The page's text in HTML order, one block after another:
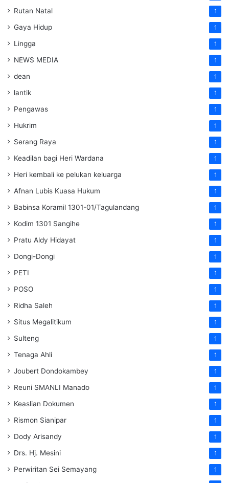
Rutan Natal 1
Gaya Hidup 1
Lingga 1
NEWS MEDIA 1
dean 1
lantik 1
Pengawas 1
Hukrim 1
Serang Raya 1
Keadilan bagi Heri Wardana 1
Heri kembali ke pelukan keluarga 1
Afnan Lubis Kuasa Hukum 1
Babinsa Koramil 1301-01/Tagulandang 1
Kodim 1301 Sangihe 1
Pratu Aldy Hidayat 1
Dongi-Dongi 1
PETI 1
POSO 1
Ridha Saleh 1
Situs Megalitikum 1
Sulteng 1
Tenaga Ahli 1
Joubert Dondokambey 1
Reuni SMANLI Manado 1
Keaslian Dokumen 1
Rismon Sianipar 1
Dody Arisandy 1
Drs. Hj. Mesini 1
Perwiritan Sei Semayang 1